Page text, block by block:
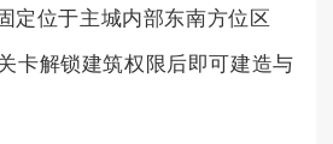
定位于主城内部东南方位区
卡解锁建筑权限后即可建造与